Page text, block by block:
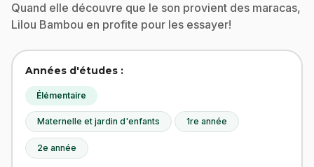
Quand elle découvre que le son provient des maracas,
Lilou Bambou en profite pour les essayer!
Années d'études :
Élémentaire
Maternelle et jardin d'enfants 1re année
2e année